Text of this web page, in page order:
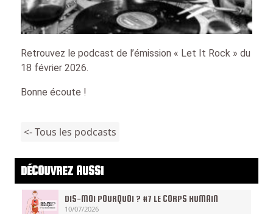
Retrouvez le podcast de l’émission « Let It Rock » du
18 février 2026.
Bonne écoute !
<- Tous les podcasts
DÉCOUVREZ AUSSI
DIS-MOI POURQUOI ? #7 LE CORPS HUMAIN
10/07/2026